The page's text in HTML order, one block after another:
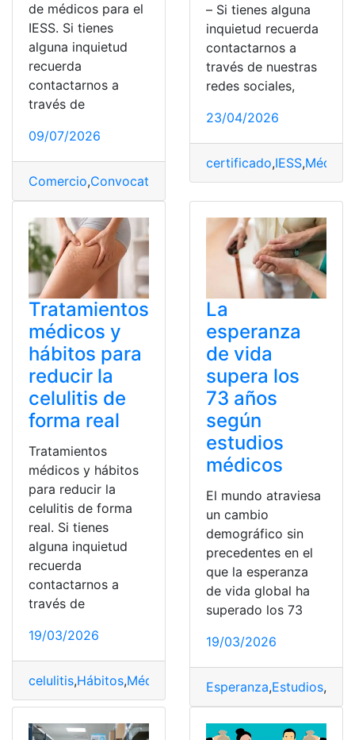
de médicos para el
IESS. Si tienes
alguna inquietud
recuerda
contactarnos a
través de
09/07/2026
Comercio,Convocatoria IESS,Médicos,Nueva,postular
– Si tienes alguna
inquietud recuerda
contactarnos a
través de nuestras
redes sociales,
23/04/2026
certificado,IESS,Médicos
Tratamientos
médicos y
hábitos para
reducir la
celulitis de
forma real
Tratamientos
médicos y hábitos
para reducir la
celulitis de forma
real. Si tienes
alguna inquietud
recuerda
contactarnos a
través de
19/03/2026
celulitis,Hábitos,Médicos Reducir tratamientos
La
esperanza
de vida
supera los
73 años
según
estudios
médicos
El mundo atraviesa
un cambio
demográfico sin
precedentes en el
que la esperanza
de vida global ha
superado los 73
19/03/2026
Esperanza,Estudios,